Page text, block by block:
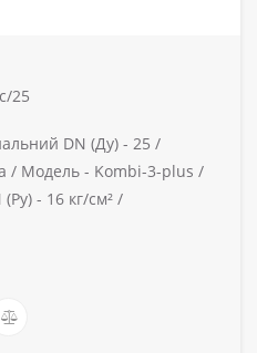
25
DN (Ду) - 25 /
/ Модель - Kombi-3-plus /
- 16 кг/см² /